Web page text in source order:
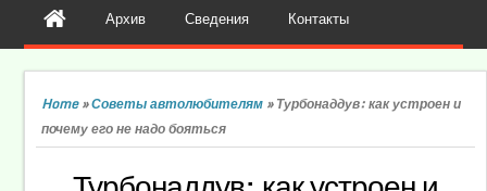
Архив Сведения Контакты
Home»Советы автолюбителям »Турбонаддув: как устроен и
почему его не надо бояться